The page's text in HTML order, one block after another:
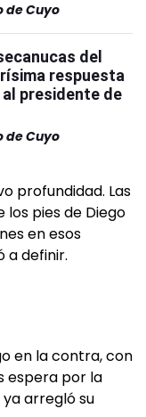
de Cuyo
del
respuesta
presidente de
de Cuyo
profundidad. Las
los pies de Diego
en esos
a definir.
en la contra, con
espera por la
arregló su